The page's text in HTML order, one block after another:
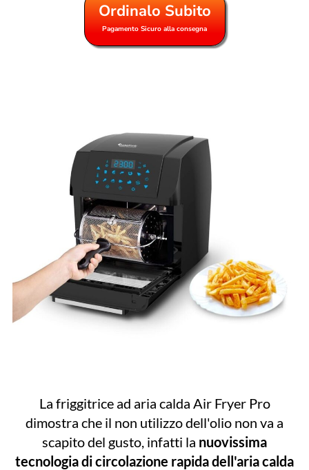
Ordinalo Subito
Pagamento Sicuro alla consegna
La friggitrice ad aria calda Air Fryer Pro
dimostra che il non utilizzo dell'olio non va a
scapito del gusto, infatti la nuovissima
tecnologia di circolazione rapida dell'aria calda